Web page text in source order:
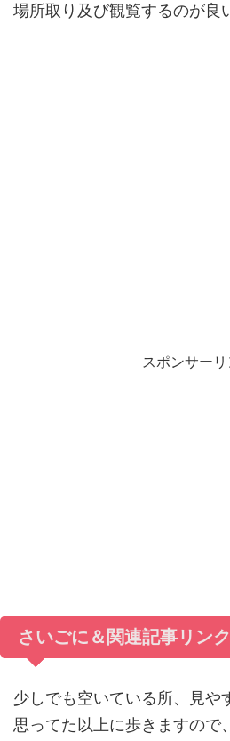
場所取り及び観覧するのが良
スポンサーリ
さいごに＆関連記事リン
少しでも空いている所、見や
思ってた以上に歩きますので